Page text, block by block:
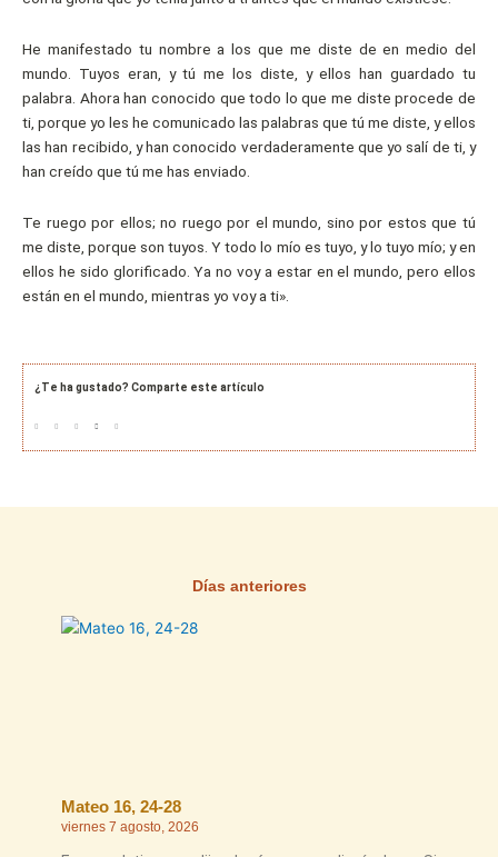
He manifestado tu nombre a los que me diste de en medio del
mundo. Tuyos eran, y tú me los diste, y ellos han guardado tu
palabra. Ahora han conocido que todo lo que me diste procede de
ti, porque yo les he comunicado las palabras que tú me diste, y ellos
las han recibido, y han conocido verdaderamente que yo salí de ti, y
han creído que tú me has enviado.
Te ruego por ellos; no ruego por el mundo, sino por estos que tú
me diste, porque son tuyos. Y todo lo mío es tuyo, y lo tuyo mío; y en
ellos he sido glorificado. Ya no voy a estar en el mundo, pero ellos
están en el mundo, mientras yo voy a ti».
¿Te ha gustado? Comparte este artículo
Días anteriores
Mateo 16, 24-28
viernes 7 agosto, 2026
Página